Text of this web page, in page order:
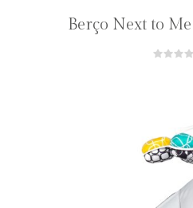
Berço Next to